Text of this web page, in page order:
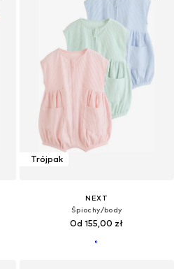
Trójpak
NEXT
Śpiochy/body
Od 155,00 zł